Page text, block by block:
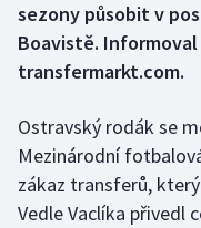
Dostihy
Futsal
Golf
sezony působit v
Boavistě.
transfermarkt.com.
Ostravský rodák se
Mezinárodní
zákaz transferů,
Vedle Vaclíka přivedl